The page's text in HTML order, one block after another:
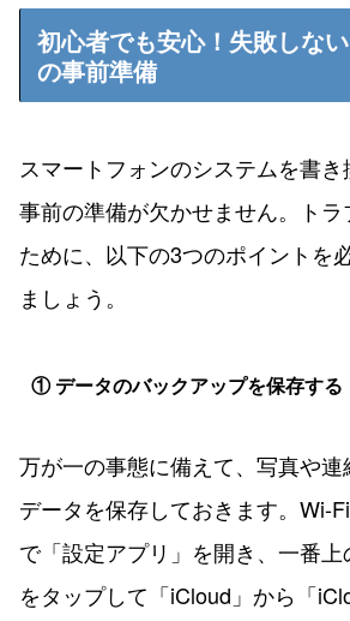
初心者でも安心！失敗しな
の事前準備
スマートフォンのシステムを書き
事前の準備が欠かせません。ト
ために、以下の3つのポイントを
ましょう。
① データのバックアップを保存する
万が一の事態に備えて、写真や
データを保存しておきます。Wi-
で「設定アプリ」を開き、一番上
をタップして「iCloud」から「